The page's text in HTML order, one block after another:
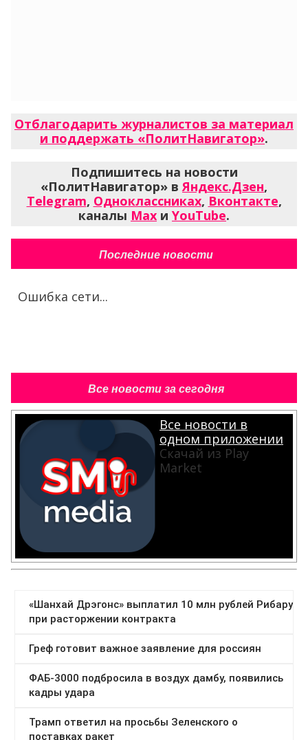
Отблагодарить журналистов за материал
и поддержать «ПолитНавигатор».
Подпишитесь на новости
«ПолитНавигатор» вЯндекс.Дзен,
Telegram, Одноклассниках, Вконтакте,
каналы Max и YouTube.
Последние новости
Ошибка сети...
Все новости за сегодня
Все новости в
одном приложении
Скачай из Play
Market